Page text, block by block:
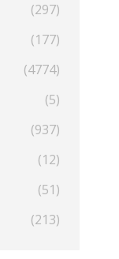
(297)
(177)
(4774)
(5)
(937)
(12)
(51)
(213)